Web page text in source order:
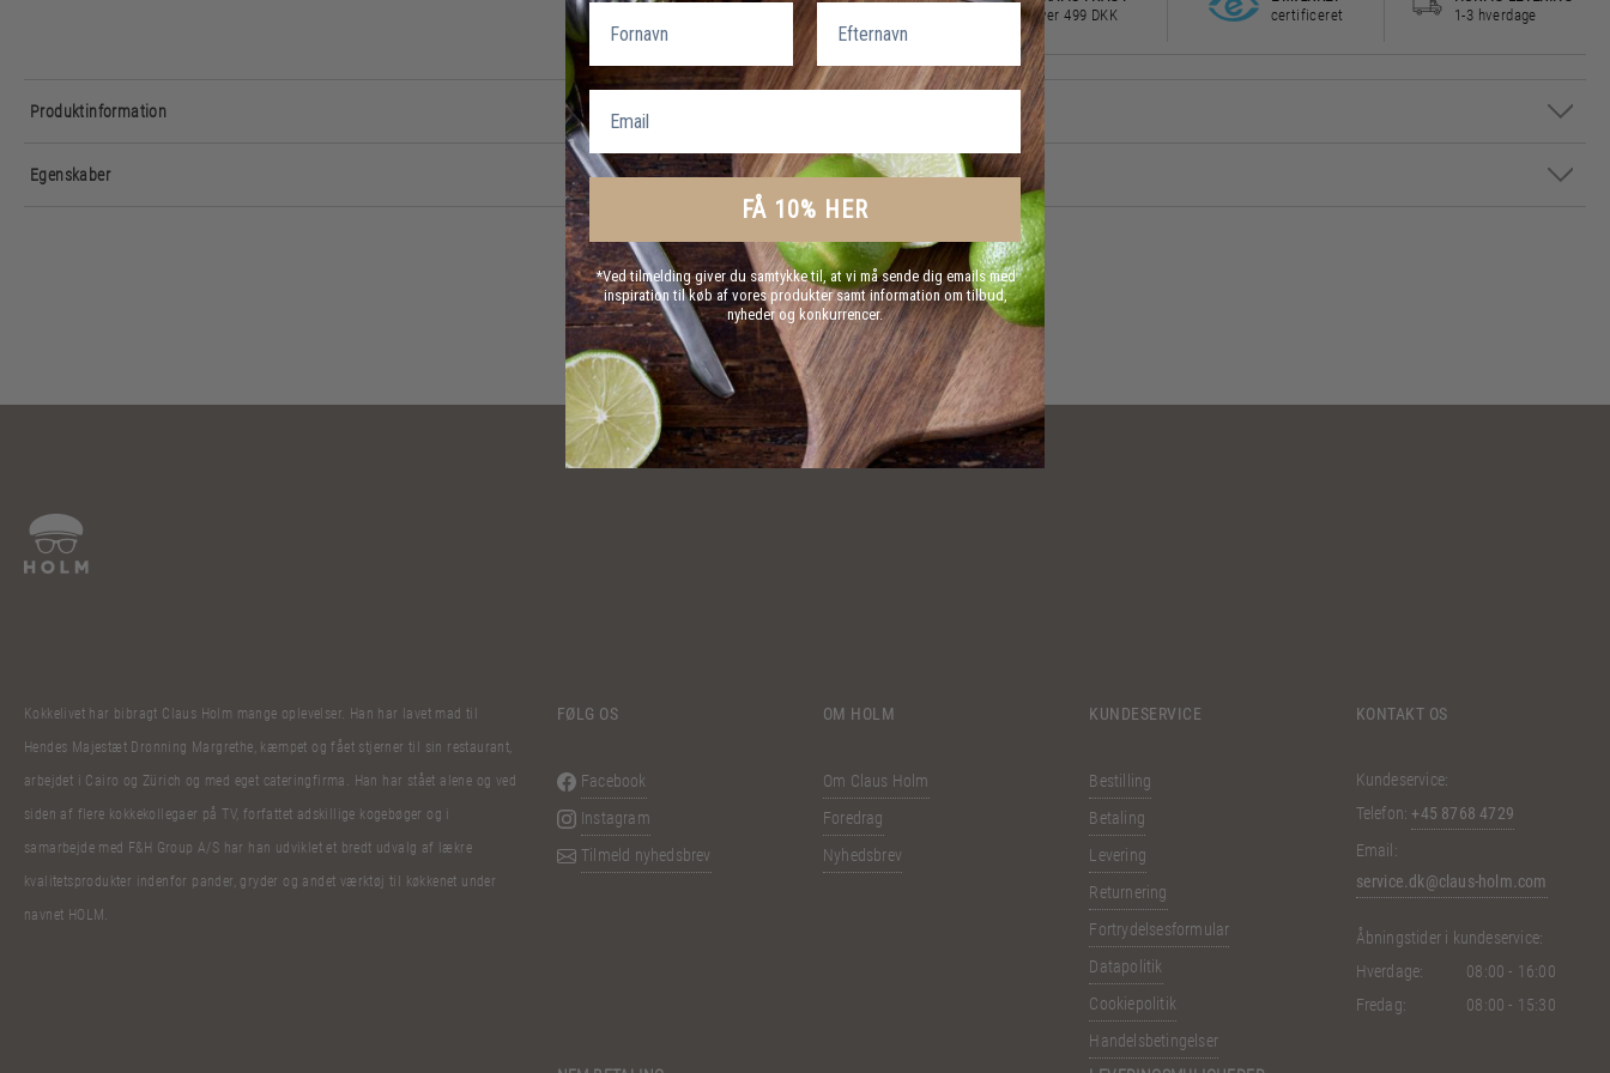
over 499 DKK
certificeret
1-3 hverdage
Egenskaber
Produktinformation
Kokkelivet har bibragt Claus Holm mange oplevelser. Han har lavet mad til
Hendes Majestæt Dronning Margrethe, kæmpet og fået stjerner til sin restaurant,
arbejdet i Cairo og Zürich og med eget cateringfirma. Han har stået alene og ved
siden af flere kokkekollegaer på TV, forfattet adskillige kogebøger og i
samarbejde med F&H Group A/S har han udviklet et bredt udvalg af lækre
kvalitetsprodukter indenfor pander, gryder og andet værktøj til køkkenet under
navnet HOLM.
FØLG OS
Facebook
Instagram
Tilmeld nyhedsbrev
OM HOLM
Om Claus Holm
Foredrag
Nyhedsbrev
KUNDESERVICE
Bestilling
Betaling
Levering
Returnering
Fortrydelsesformular
Datapolitik
Cookiepolitik
Handelsbetingelser
KONTAKT OS
Kundeservice:
Telefon: +45 8768 4729
Email:
service.dk@claus-holm.com
Åbningstider i kundeservice:
Hverdage:
08:00 - 16:00
Fredag:
08:00 - 15:30
Email
FÅ 10% HER
*Ved tilmelding giver du samtykke til, at vi må sende dig emails med
inspiration til køb af vores produkter samt information om tilbud,
nyheder og konkurrencer.